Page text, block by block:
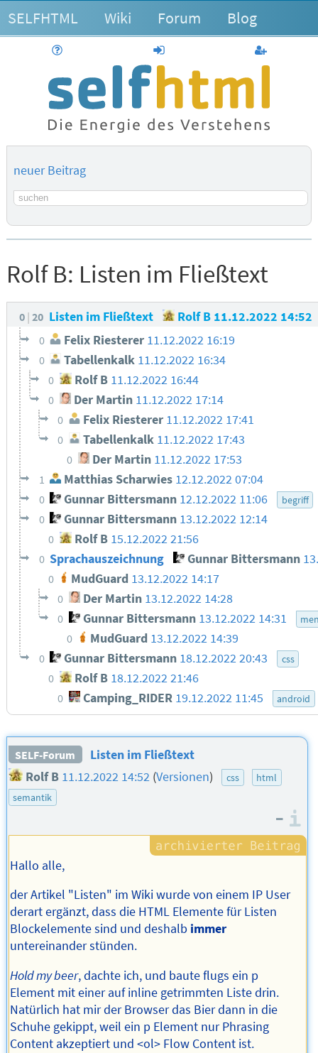
SELFHTML Wiki Forum Blog
anmelden
neuer Beitrag
Suchbegriff
Rolf B: Listen im Fließtext
0 20 Listen im Fließtext Rolf B 11.12.2022 14:52
0 Felix Riesterer 11.12.2022 16:19
0 Tabellenkalk 11.12.2022 16:34
0 Rolf B 11.12.2022 16:44
0 Der Martin 11.12.2022 17:14
0 Felix Riesterer 11.12.2022 17:41
0 Tabellenkalk 11.12.2022 17:43
0 Der Martin 11.12.2022 17:53
1 Matthias Scharwies 12.12.2022 07:04
0 Gunnar Bittersmann 12.12.2022 11:06 begriff
0 Gunnar Bittersmann 13.12.2022 12:14
0 Rolf B 15.12.2022 21:56
0 Sprachauszeichnung Gunnar Bittersmann
0 MudGuard 13.12.2022 14:17
0 Der Martin 13.12.2022 14:28
0 Gunnar Bittersmann 13.12.2022 14:31
0 MudGuard 13.12.2022 14:39
0 Gunnar Bittersmann 18.12.2022 20:43 css
0 Rolf B 18.12.2022 21:46
0 Camping_RIDER 19.12.2022 11:45 android
SELF-Forum
Listen im Fließtext
Rolf B 11.12.2022 14:52 (Versionen) css
html
semantik
–
Hallo alle,
der Artikel "Listen" im Wiki wurde von einem IP User
derart ergänzt, dass die HTML Elemente für Listen
Blockelemente sind und deshalb immer
untereinander stünden.
Hold my beer, dachte ich, und baute flugs ein p
Element mit einer auf inline getrimmten Liste drin.
Natürlich hat mir der Browser das Bier dann in die
Schuhe gekippt, weil ein p Element nur Phrasing
Content akzeptiert und <ol> Flow Content ist.